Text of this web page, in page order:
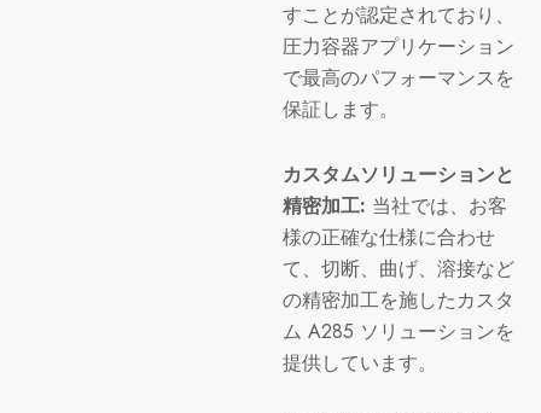
すことが認定されており、
圧力容器アプリケーション
で最高のパフォーマンスを
保証します。
カスタムソリューションと
精密加工: 当社では、お客
様の正確な仕様に合わせ
て、切断、曲げ、溶接など
の精密加工を施したカスタ
ム A285 ソリューションを
提供しています。